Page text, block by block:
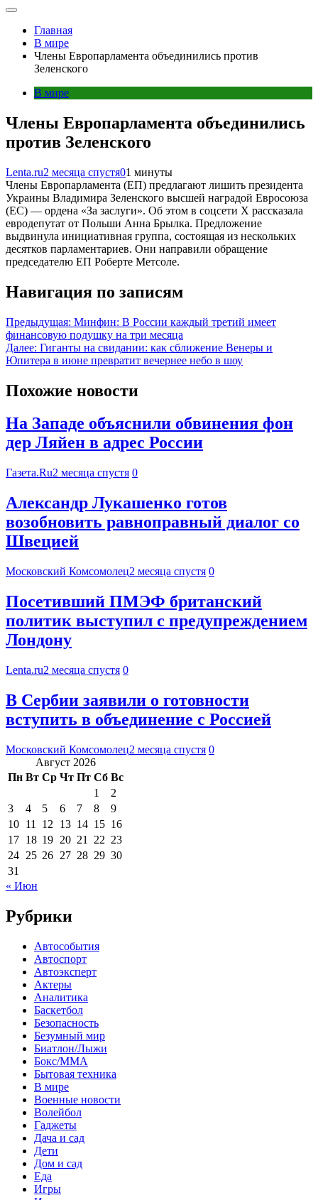
Главная
В мире
Члены Европарламента объединились против
Зеленского
В мире
Члены Европарламента объединились
против Зеленского
Lenta.ru2 месяца спустя01 минуты
Члены Европарламента (ЕП) предлагают лишить президента
Украины Владимира Зеленского высшей наградой Евросоюза
(ЕС) — ордена «За заслуги». Об этом в соцсети X рассказала
евродепутат от Польши Анна Брылка. Предложение
выдвинула инициативная группа, состоящая из нескольких
десятков парламентариев. Они направили обращение
председателю ЕП Роберте Метсоле.
Навигация по записям
Предыдущая: Минфин: В России каждый третий имеет
финансовую подушку на три месяца
Далее: Гиганты на свидании: как сближение Венеры и
Юпитера в июне превратит вечернее небо в шоу
Похожие новости
На Западе объяснили обвинения фон
дер Ляйен в адрес России
Газета.Ru2 месяца спустя 0
Александр Лукашенко готов
возобновить равноправный диалог со
Швецией
Московский Комсомолец2 месяца спустя 0
Посетивший ПМЭФ британский
политик выступил с предупреждением
Лондону
Lenta.ru2 месяца спустя 0
В Сербии заявили о готовности
вступить в объединение с Россией
Московский Комсомолец2 месяца спустя 0
Август 2026
Пн Вт Ср Чт Пт Сб Вс
1
2
3
4 5 6 7 8
9
10 11 12 13 14 15 16
17 18 19 20 21 22 23
24 25 26 27 28 29 30
31
« Июн
Рубрики
Автособытия
Автоспорт
Автоэксперт
Актеры
Аналитика
Баскетбол
Безопасность
Безумный мир
Биатлон/Лыжи
Бокс/MMA
Бытовая техника
В мире
Военные новости
Волейбол
Гаджеты
Дача и сад
Дети
Дом и сад
Еда
Игры